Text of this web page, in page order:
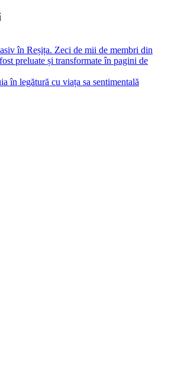
în Reșița. Zeci de mii de membri din
preluate și transformate în pagini de
în legătură cu viața sa sentimentală